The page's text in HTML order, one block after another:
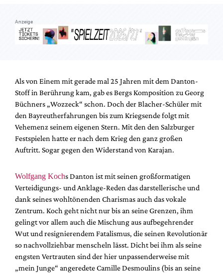
Anzeige
Als von Einem mit gerade mal 25 Jahren mit dem Danton-
Stoff in Berührung kam, gab es Bergs Komposition zu Georg
Büchners „Wozzeck“ schon. Doch der Blacher-Schüler mit
den Bayreutherfahrungen bis zum Kriegsende folgt mit
Vehemenz seinem eigenen Stern. Mit den den Salzburger
Festspielen hatte er nach dem Krieg den ganz großen
Auftritt. Sogar gegen den Widerstand von Karajan.
Wolfgang Kochs Danton ist mit seinen großformatigen
Verteidigungs- und Anklage-Reden das darstellerische und
dank seines wohltönenden Charismas auch das vokale
Zentrum. Koch geht nicht nur bis an seine Grenzen, ihm
gelingt vor allem auch die Mischung aus aufbegehrender
Wut und resignierendem Fatalismus, die seinen Revolutionär
so nachvollziehbar menscheln lässt. Dicht bei ihm als seine
engsten Vertrauten sind der hier unpassenderweise mit
„mein Junge“ angeredete Camille Desmoulins (bis an seine